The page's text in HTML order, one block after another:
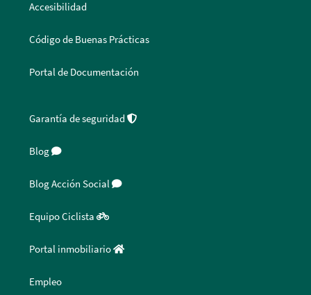
Accesibilidad
Código de Buenas Prácticas
Portal de Documentación
Garantía de seguridad
Blog
Blog Acción Social
Equipo Ciclista
Portal inmobiliario
Empleo